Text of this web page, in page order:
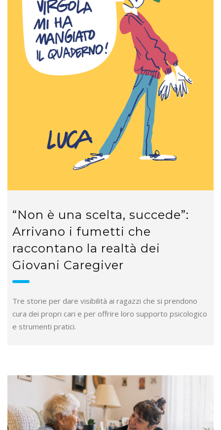
“Non è una scelta, succede”:
Arrivano i fumetti che
raccontano la realtà dei
Giovani Caregiver
Tre storie per dare visibilità ai ragazzi che si prendono
cura dei propri cari e per offrire loro supporto psicologico
e strumenti pratici.